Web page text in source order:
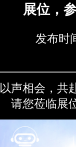
展位，
发布时
以声相会，共
请您莅临展